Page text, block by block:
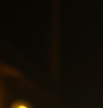
spielt die Bit-
Je höher die Bit-